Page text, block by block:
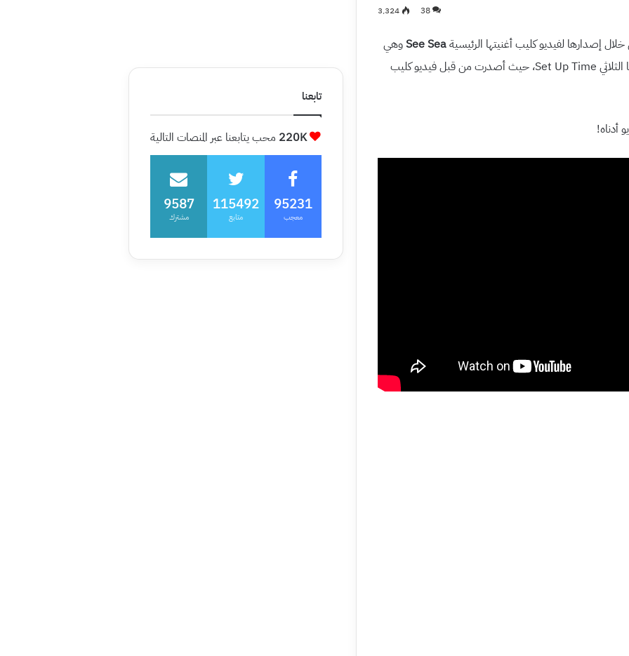
38 3٬324
See Seaوهي
الجزء الثالث والأخير من مشروع إصداراتها الثلاثي Set Up Time، حيث أصدرت من قبل فيديو كليب
أدناه!
تابعنا
220K محب يتابعنا عبر المنصات التالية
95231
معجب
115492
متابع
9587
مشترك